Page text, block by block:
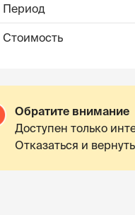
Период
Стоимость
Обратите внимание
Доступен только
Отказаться и